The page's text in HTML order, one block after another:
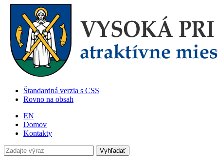
Štandardná verzia s CSS
Rovno na obsah
EN
Domov
Kontakty